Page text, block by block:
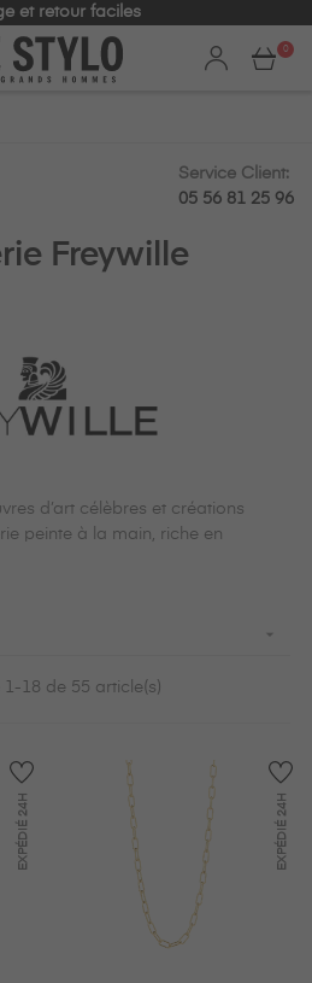
rapide en 24h
0
Service Client:
05 56 81 25 96
Freywille
d’art célèbres et créations
peinte à la main, riche en

18 de 55 article(s)
EXPÉDIÉ
24H
EXPÉDIÉ
24H